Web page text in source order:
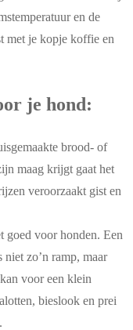
en de
met je kopje koffie en
je hond:
brood- of
maag krijgt gaat het
veroorzaakt gist en
goed voor honden. Een
zo’n ramp, maar
voor een klein
bieslook en prei